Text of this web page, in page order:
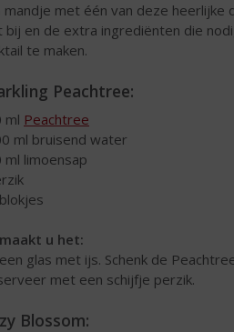
mandje met één van deze heerlijke
bij en de extra ingrediënten die
te maken.
Peachtree:
ml Peachtree
ml bruisend water
ml limoensap
u het:
glas met ijs. Schenk de
met een schijfje perzik.
Blossom: